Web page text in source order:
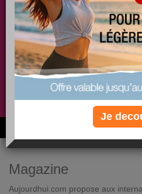
PLUS
EFFICACE
Non, je préfère le
6M de personnes ont maigri et
Magazine
Aujourdhui.com propose aux
Je